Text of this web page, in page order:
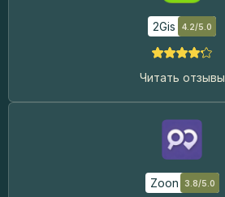
2Gis 4.2/5.0
Читать отзывы
Zoon 3.8/5.0